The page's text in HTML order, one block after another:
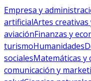
Empresa y
artificialArtes creativas
aviaciónFinanzas y
turismoHumanidades
socialesMatemáticas y
comunicación y